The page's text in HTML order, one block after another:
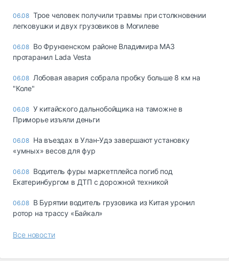
06.08 Трое человек получили травмы при столкновении
легковушки и двух грузовиков в Могилеве
06.08 Во Фрунзенском районе Владимира МАЗ
протаранил Lada Vesta
06.08 Лобовая авария собрала пробку больше 8 км на
"Коле"
06.08 У китайского дальнобойщика на таможне в
Приморье изъяли деньги
06.08 Ha въeздax в Улaн-Удэ зaвepшaют ycтaнoвкy
«yмныx» вecoв для фyp
06.08 Водитель фуры маркетплейса погиб под
Екатеринбургом в ДТП с дорожной техникой
06.08 В Бурятии водитель грузовика из Китая уронил
ротор на трассу «Байкал»
Все новости